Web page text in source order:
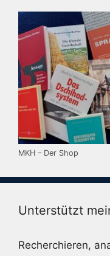
MKH – Der Shop
Unterstützt
Recherchieren,